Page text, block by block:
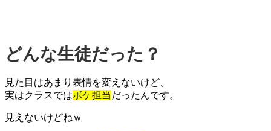
どんな生徒だった？
見た目はあまり表情を変えないけど、
実はクラスではボケ担当だったんです。
見えないけどねｗ